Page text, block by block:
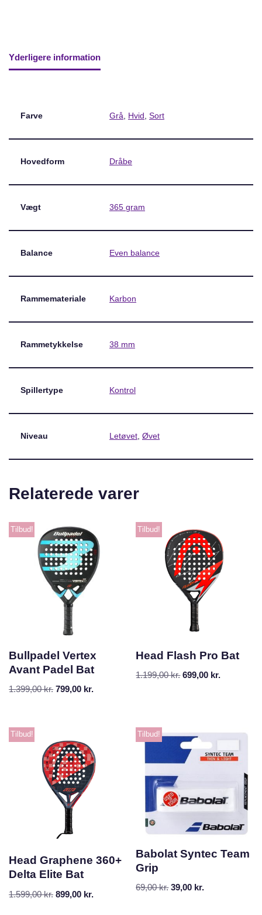
Yderligere information
Farve Grå, Hvid , Sort
Hovedform Dråbe
Vægt 365 gram
Balance Even balance
Rammemateriale Karbon
Rammetykkelse 38 mm
Spillertype Kontrol
Niveau Letøvet, Øvet
Relaterede varer
Tilbud!
Bullpadel Vertex
Avant Padel Bat
1.399,00kr. 799,00 kr.
Tilbud!
Head Flash Pro Bat
1.199,00kr. 699,00 kr.
Tilbud!
Head Graphene 360+
Delta Elite Bat
1.599,00kr. 899,00 kr.
Tilbud!
Babolat Syntec Team
Grip
69,00kr. 39,00 kr.